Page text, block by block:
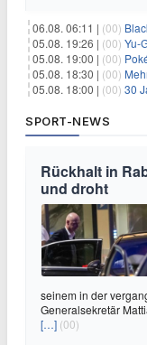
06.08. 06:11 | (00)
05.08. 19:26 | (00)
05.08. 19:00 | (00)
05.08. 18:30 | (00) Mehr
05.08. 18:00 | (00) 30
SPORT-NEWS
Rückhalt in
und droht
seinem in der
Generalsekretär
[…] (00)